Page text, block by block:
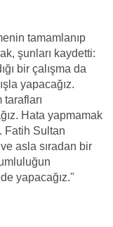
tamamlanıp
şunları kaydetti:
bir çalışma da
yapacağız.
Hata yapmamak
Fatih Sultan
asla sıradan bir
yapacağız."